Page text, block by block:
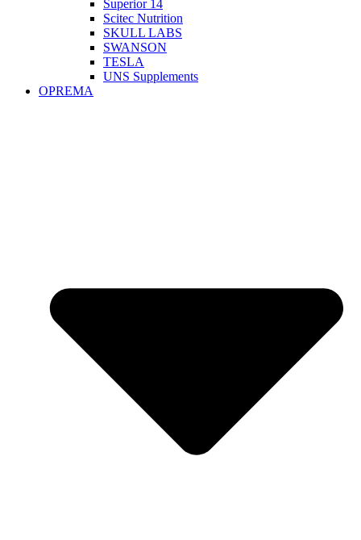
Superior 14
Scitec Nutrition
SKULL LABS
SWANSON
TESLA
UNS Supplements
OPREMA